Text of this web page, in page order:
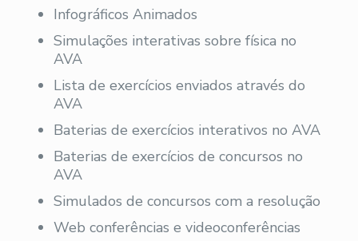
Infográficos Animados
Simulações interativas sobre física no
AVA
Lista de exercícios enviados através do
AVA
Baterias de exercícios interativos no AVA
Baterias de exercícios de concursos no
AVA
Simulados de concursos com a resolução
Web conferências e videoconferências